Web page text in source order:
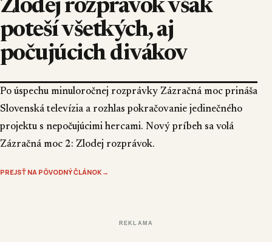
Zlodej rozprávok však
poteší všetkých, aj
počujúcich divákov
Po úspechu minuloročnej rozprávky Zázračná moc prináša
Slovenská televízia a rozhlas pokračovanie jedinečného
projektu s nepočujúcimi hercami. Nový príbeh sa volá
Zázračná moc 2: Zlodej rozprávok.
PREJSŤ NA PÔVODNÝ ČLÁNOK →
REKLAMA